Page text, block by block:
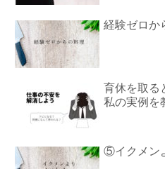
経験ゼロか
育休を取る
私の実例を
⑤イクメン